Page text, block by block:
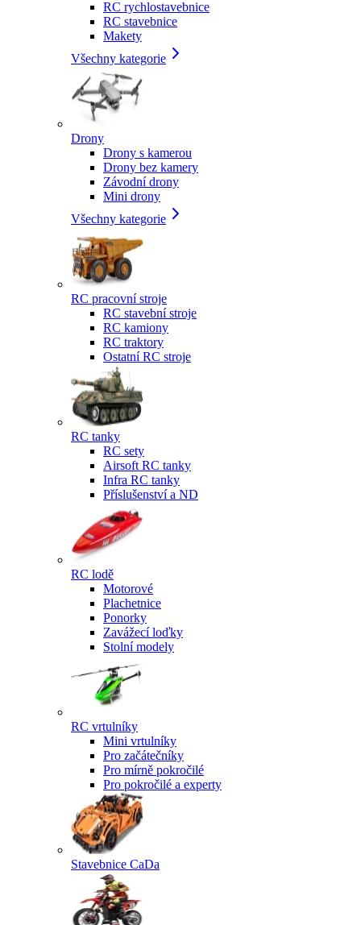
RC rychlostavebnice
RC stavebnice
Makety
Všechny kategorie
Drony
Drony s kamerou
Drony bez kamery
Závodní drony
Mini drony
Všechny kategorie
RC pracovní stroje
RC stavební stroje
RC kamiony
RC traktory
Ostatní RC stroje
RC tanky
RC sety
Airsoft RC tanky
Infra RC tanky
Příslušenství a ND
RC lodě
Motorové
Plachetnice
Ponorky
Zavážecí loďky
Stolní modely
RC vrtulníky
Mini vrtulníky
Pro začátečníky
Pro mírně pokročilé
Pro pokročilé a experty
Stavebnice CaDa